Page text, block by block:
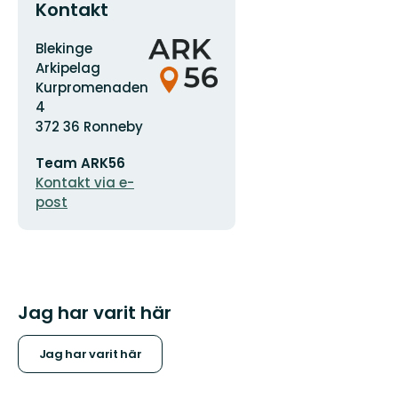
Kontakt
Adress
Blekinge
Arkipelag
Kurpromenaden
4
372 36 Ronneby
postadress
Team ARK56
Kontakt via e-
post
Organisationens
logotyp
Jag har varit här
Jag har varit här